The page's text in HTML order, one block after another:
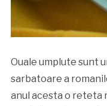
Ouale umplute sunt
sarbatoare a
anul acesta o reteta